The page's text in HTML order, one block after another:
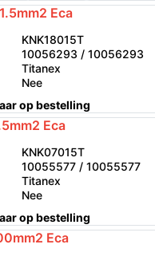
Eca
KNK18015T
10056293 / 10056293
Titanex
Nee
op bestelling
Eca
KNK07015T
10055577 / 10055577
Titanex
Nee
op bestelling
Eca